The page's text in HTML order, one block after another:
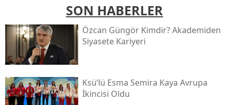
SON HABERLER
Özcan Güngör Kimdir? Akademiden
Siyasete Kariyeri
Ksü’lü Esma Semira Kaya Avrupa
İkincisi Oldu